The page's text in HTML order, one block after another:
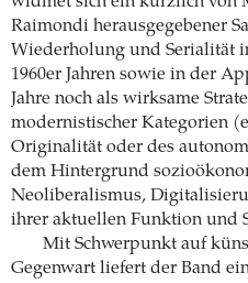
Raimondi herausgegebener
Wiederholung und Serialität
1960er Jahren sowie in der
Jahre noch als wirksame
modernistischer Kategorien
Originalität oder des
dem Hintergrund
Neoliberalismus,
ihrer aktuellen Funktion und
Mit Schwerpunkt auf
Gegenwart liefert der Band